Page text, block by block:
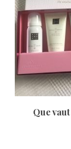
Que